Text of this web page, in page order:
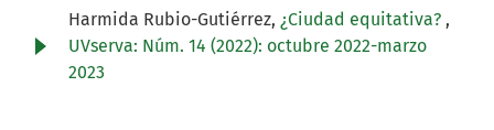
Harmida Rubio-Gutiérrez, ¿Ciudad equitativa? ,
UVserva: Núm. 14 (2022): octubre 2022-marzo
2023